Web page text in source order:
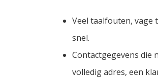
Veel taalfouten, vage
snel.
Contactgegevens die
volledig adres, een